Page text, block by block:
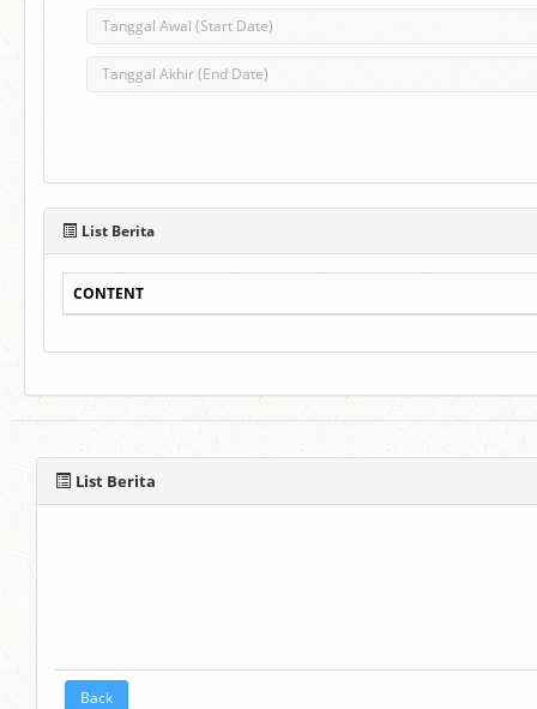
List Berita
CONTENT
List Berita
Back